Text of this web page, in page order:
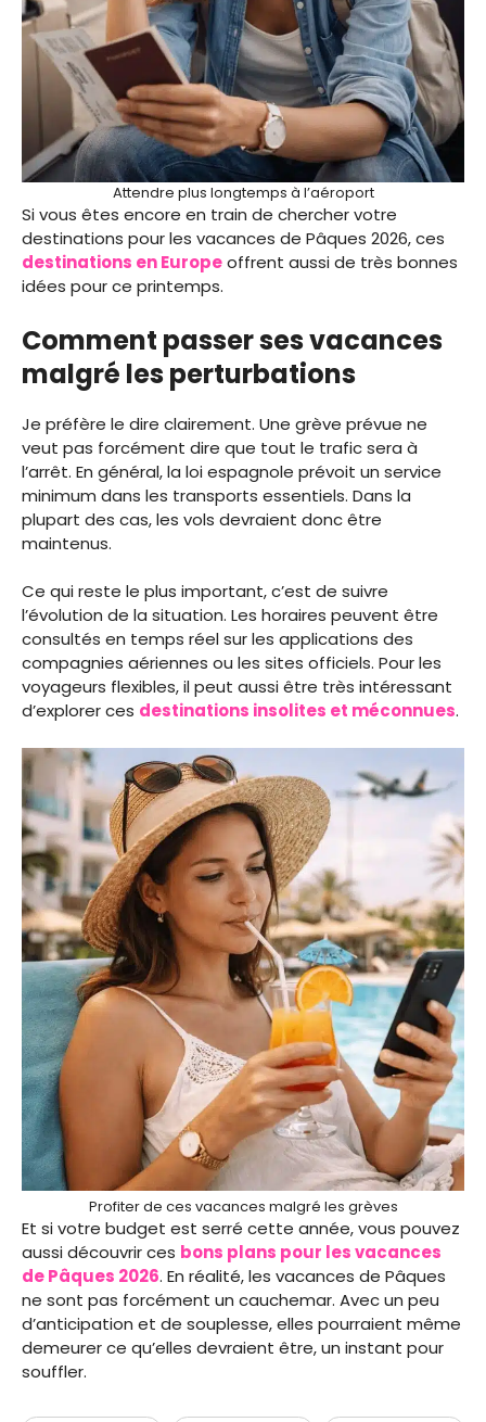
Attendre plus longtemps à l’aéroport
Si vous êtes encore en train de chercher votre
destinations pour les vacances de Pâques 2026, ces
destinations en Europeoffrent aussi de très bonnes
idées pour ce printemps.
Comment passer ses vacances
malgré les perturbations
Je préfère le dire clairement. Une grève prévue ne
veut pas forcément dire que tout le trafic sera à
l’arrêt. En général, la loi espagnole prévoit un service
minimum dans les transports essentiels. Dans la
plupart des cas, les vols devraient donc être
maintenus.
Ce qui reste le plus important, c’est de suivre
l’évolution de la situation. Les horaires peuvent être
consultés en temps réel sur les applications des
compagnies aériennes ou les sites officiels. Pour les
voyageurs flexibles, il peut aussi être très intéressant
d’explorer ces destinations insolites et méconnues.
Profiter de ces vacances malgré les grèves
Et si votre budget est serré cette année, vous pouvez
aussi découvrir ces bons plans pour les vacances
de Pâques 2026. En réalité, les vacances de Pâques
ne sont pas forcément un cauchemar. Avec un peu
d’anticipation et de souplesse, elles pourraient même
demeurer ce qu’elles devraient être, un instant pour
souffler.